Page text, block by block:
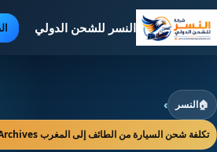
النسر للشحن الدولي
🏠النسر ›
تكلفة شحن السيارة من الطائف إلى المغرب Archives - النسر للشحن الدولي